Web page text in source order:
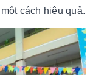
cách hiệu quả.